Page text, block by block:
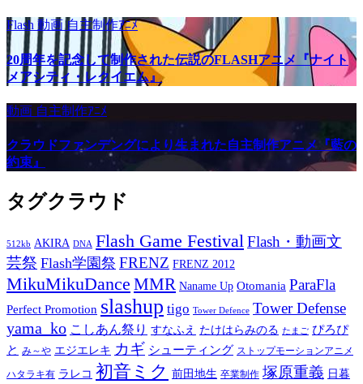
Flash 動画自主制作ｱﾆﾒ
20周年を記念して制作された伝説のFLASHアニメ『ナイト
メアシティ・レクイエム』
動画 自主制作ｱﾆﾒ
クラウドファンデングにより生まれた自主制作アニメ『藍の
約束』
タグクラウド
512kb AKIRA DNA Flash Game FestivalFlash・動画文
芸祭 Flash学園祭 FRENZ FRENZ 2012
MikuMikuDance MMR Naname Up Otomania ParaFla
Perfect Promotion slashup tigo Tower Defence Tower Defense
yama_ko こしあん祭り すなふえ たけはらみのる たまご ぴろぴ
と み～や エジエレキ カギ シューティング ストップモーションアニメ
ハタラキ有 ラレコ 初音ミク 前田地生 卒業制作 塚原重義 日暮